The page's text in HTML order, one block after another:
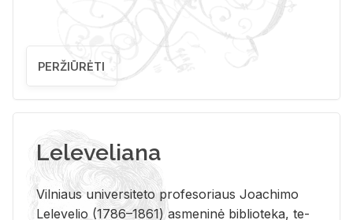
PERŽIŪRĖTI
Leleveliana
Vil­niaus uni­ver­si­te­to pro­fe­so­riaus Jo­a­chi­mo
Le­le­ve­lio (1786–1861) as­me­ni­nė bi­b­lio­te­ka, te­